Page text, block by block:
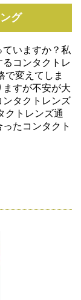
グ
いますか？私
コンタクトレ
で変えてしま
すが不安が大
ンタクトレンズ
クトレンズ通
たコンタクト